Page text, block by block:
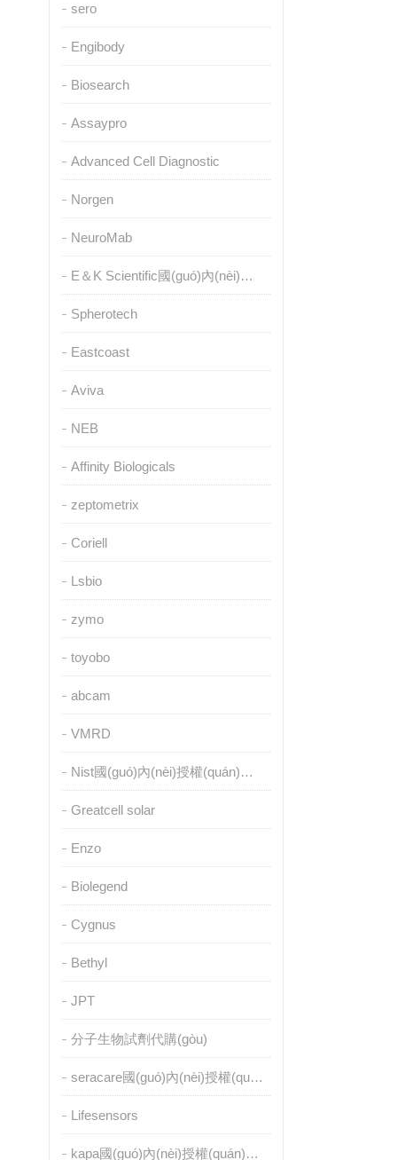
sero
Engibody
Biosearch
Assaypro
Advanced Cell Diagnostic
Norgen
NeuroMab
E＆K Scientific國(guó)內(nèi)授權(quán)代理
Spherotech
Eastcoast
Aviva
NEB
Affinity Biologicals
zeptometrix
Coriell
Lsbio
zymo
toyobo
abcam
VMRD
Nist國(guó)內(nèi)授權(quán)代理
Greatcell solar
Enzo
Biolegend
Cygnus
Bethyl
JPT
分子生物試劑代購(gòu)
seracare國(guó)內(nèi)授權(quán)代理
Lifesensors
kapa國(guó)內(nèi)授權(quán)代理